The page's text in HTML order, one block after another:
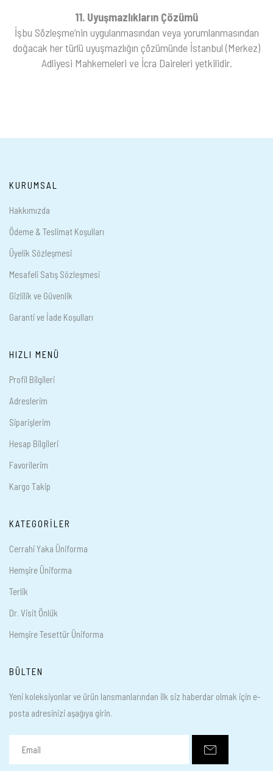
11. Uyuşmazlıkların Çözümü
İşbu Sözleşme’nin uygulanmasından veya yorumlanmasından
doğacak her türlü uyuşmazlığın çözümünde İstanbul (Merkez)
Adliyesi Mahkemeleri ve İcra Daireleri yetkilidir.
KURUMSAL
Hakkımızda
Ödeme & Teslimat Koşulları
Üyelik Sözleşmesi
Mesafeli Satış Sözleşmesi
Gizlilik ve Güvenlik
Garanti ve İade Koşulları
HIZLI MENÜ
Profil Bilgileri
Adreslerim
Siparişlerim
Hesap Bilgileri
Favorilerim
Kargo Takip
KATEGORILER
Cerrahi Yaka Üniforma
Hemşire Üniforma
Terlik
Dr. Visit Önlük
Hemşire Tesettür Üniforma
BÜLTEN
Yeni koleksiyonlar ve ürün lansmanlarından ilk siz haberdar olmak için e-
posta adresinizi aşağıya girin.